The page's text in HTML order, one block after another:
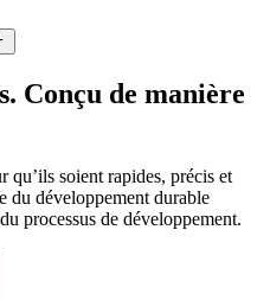
Conçu de manière
qu’ils soient rapides, précis et
du développement durable
processus de développement.